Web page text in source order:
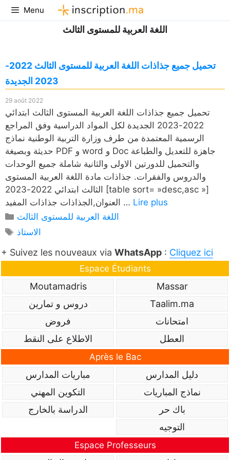
Aller
au
Menu
اللغة العربية للمستوى الثالث
تحميل جميع جذاذات اللغة العربية للمستوى الثالث 2022-
2023 الجديدة
29 août 2022
تحميل جميع جذاذات اللغة العربية المستوى الثالث ابتدائي
2022-2023 الجديدة لكل المواد الدراسية وفق المراجع
الرسمية المعتمدة من طرف وزارة التربية الوطنية نماذج
حديثة وبصيغة PDF و word و Doc جاهزة للتعديل والطباعة
والتحميل للدورتين الاولى والثانية شاملة جميع الوحدات
والدروس والفقرات. جذاذات مادة اللغة العربية المستوى
الثالث ابتدائي 2022-2023 [table sort= »desc,asc »]
العنوان,الجذاذات جذاذات المفيد … Lire plus
Catégories
اللغة العربية للمستوى الثالث
Étiquettes
الاستاذ
+ Suivez les nouveaux via WhatsApp : Cliquez ici
Espace Étudiants
Massar
Moutamadris
Taalim.ma
دروس و تمارين
امتحانات
فروض
العطل
الاطلاع على النقط
Après le Bac
دليل المدارس
مباريات المدارس
نماذج المباريات
التكوين المهني
باك حر
الدراسة بالخارج
التوجيه
Espace Professeurs